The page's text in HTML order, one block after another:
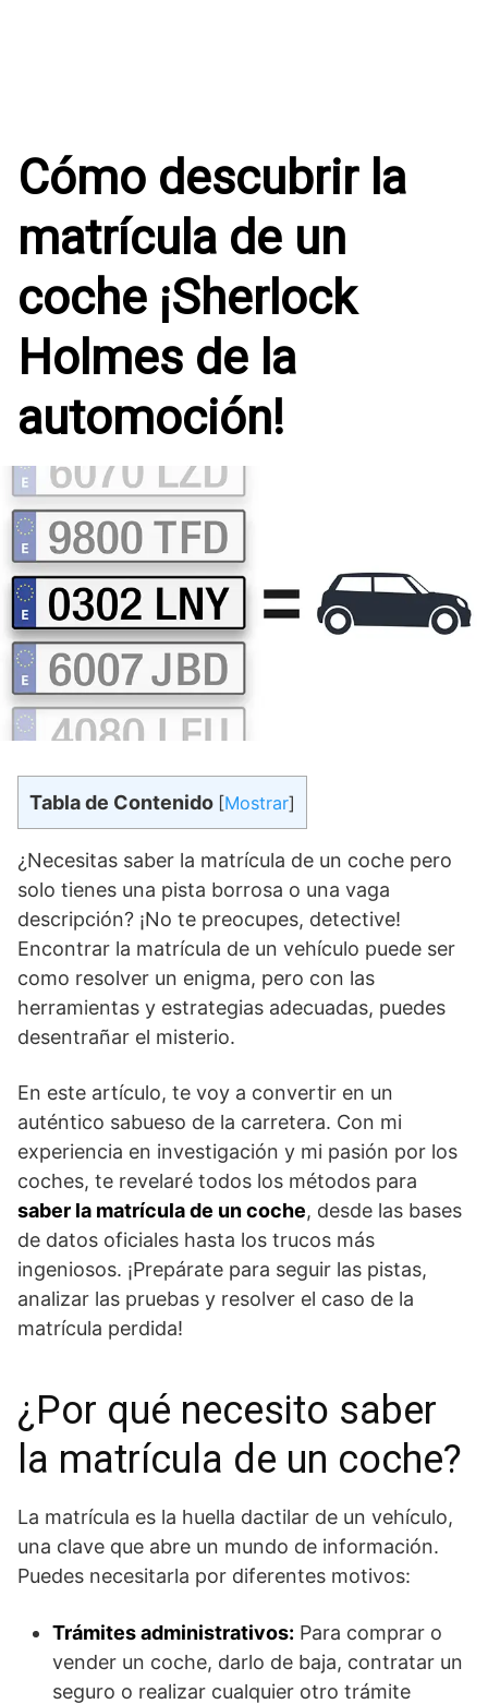
Cómo descubrir la
matrícula de un
coche ¡Sherlock
Holmes de la
automoción!
Tabla de Contenido [Mostrar]
¿Necesitas saber la matrícula de un coche pero
solo tienes una pista borrosa o una vaga
descripción? ¡No te preocupes, detective!
Encontrar la matrícula de un vehículo puede ser
como resolver un enigma, pero con las
herramientas y estrategias adecuadas, puedes
desentrañar el misterio.
En este artículo, te voy a convertir en un
auténtico sabueso de la carretera. Con mi
experiencia en investigación y mi pasión por los
coches, te revelaré todos los métodos para
saber la matrícula de un coche, desde las bases
de datos oficiales hasta los trucos más
ingeniosos. ¡Prepárate para seguir las pistas,
analizar las pruebas y resolver el caso de la
matrícula perdida!
¿Por qué necesito saber
la matrícula de un coche?
La matrícula es la huella dactilar de un vehículo,
una clave que abre un mundo de información.
Puedes necesitarla por diferentes motivos:
Trámites administrativos: Para comprar o
vender un coche, darlo de baja, contratar un
seguro o realizar cualquier otro trámite